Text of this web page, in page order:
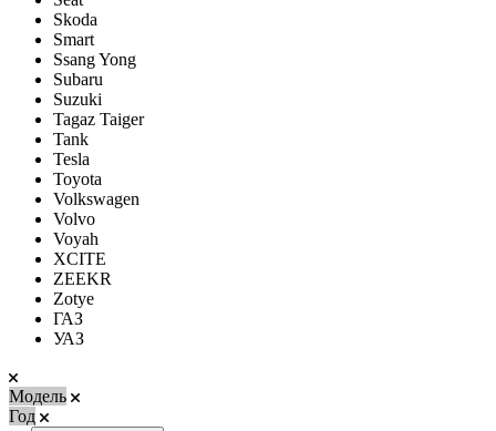
Skoda
Smart
Ssang Yong
Subaru
Suzuki
Tagaz Taiger
Tank
Tesla
Toyota
Volkswagen
Volvo
Voyah
XCITE
ZEEKR
Zotye
ГАЗ
УАЗ
Модель
Год